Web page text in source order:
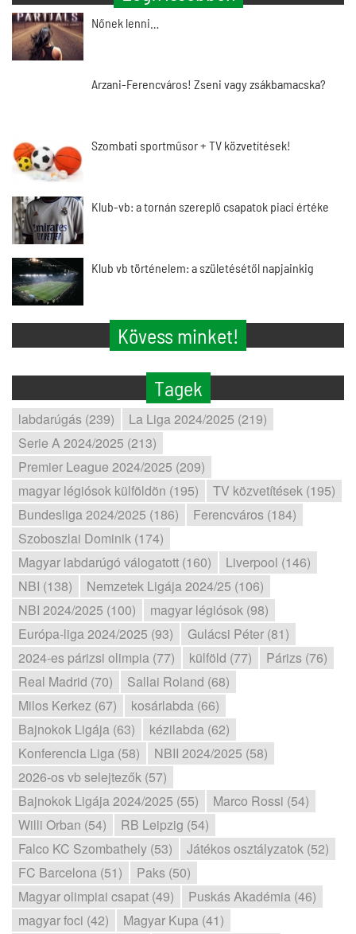
Nőnek lenni…
Arzani-Ferencváros! Zseni vagy zsákbamacska?
Szombati sportműsor + TV közvetítések!
Klub-vb: a tornán szereplő csapatok piaci értéke
Klub vb történelem: a születésétől napjainkig
Kövess minket!
Tagek
labdarúgás (239)
La Liga 2024/2025 (219)
Serie A 2024/2025 (213)
Premier League 2024/2025 (209)
magyar légiósok külföldön (195)
TV közvetítések (195)
Bundesliga 2024/2025 (186)
Ferencváros (184)
Szoboszlai Dominik (174)
Magyar labdarúgó válogatott (160)
Liverpool (146)
NBI (138)
Nemzetek Ligája 2024/25 (106)
NBI 2024/2025 (100)
magyar légiósok (98)
Európa-liga 2024/2025 (93)
Gulácsi Péter (81)
2024-es párizsi olimpia (77)
külföld (77)
Párizs (76)
Real Madrid (70)
Sallai Roland (68)
Milos Kerkez (67)
kosárlabda (66)
Bajnokok Ligája (63)
kézilabda (62)
Konferencia Liga (58)
NBII 2024/2025 (58)
2026-os vb selejtezők (57)
Bajnokok Ligája 2024/2025 (55)
Marco Rossi (54)
Willi Orban (54)
RB Leipzig (54)
Falco KC Szombathely (53)
Játékos osztályzatok (52)
FC Barcelona (51)
Paks (50)
Magyar olimpiai csapat (49)
Puskás Akadémia (46)
magyar foci (42)
Magyar Kupa (41)